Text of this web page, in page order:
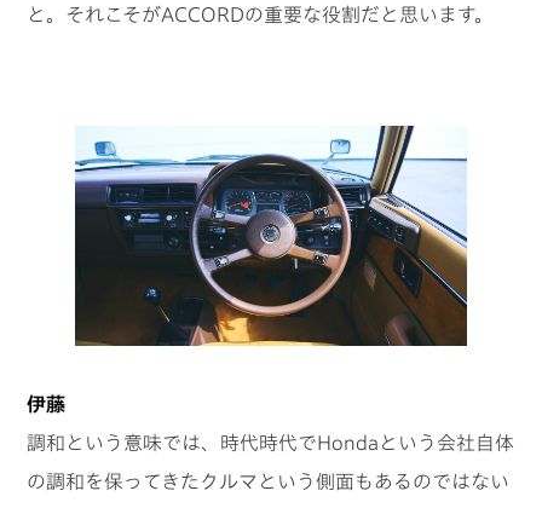
と。それこそがACCORDの重要な役割だと思います。
伊藤
調和という意味では、時代時代でHondaという会社自体
の調和を保ってきたクルマという側面もあるのではない